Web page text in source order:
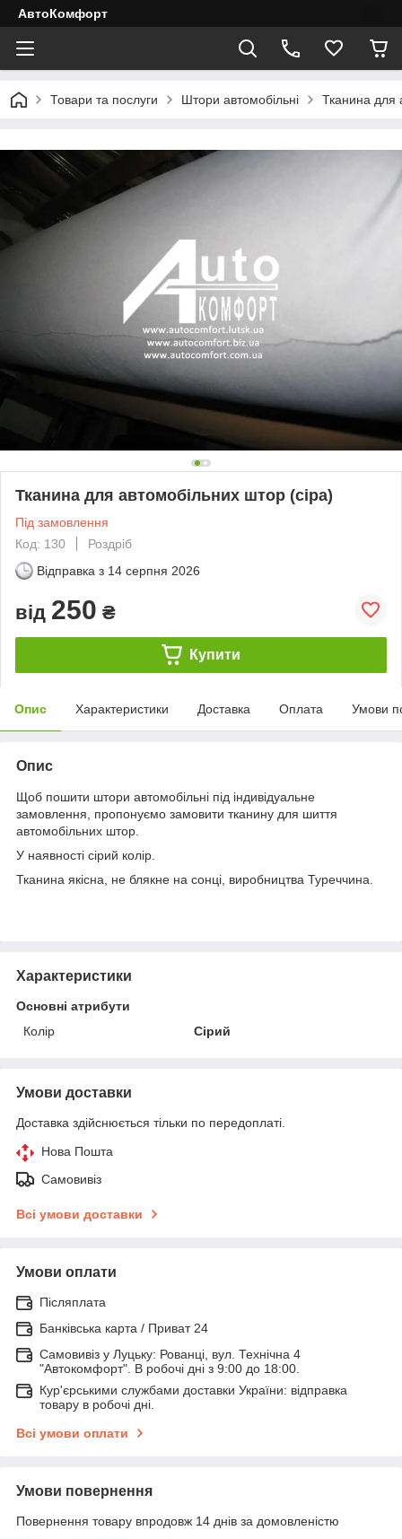
АвтоКомфорт
Товари та послуги Штори автомобільні Тканина для
Тканина для автомобільних штор (сіра)
Під замовлення
Код: 130
Роздріб
Відправка з 14 серпня 2026
від 250 ₴
Купити
Опис Характеристики Доставка Оплата Умови
Опис
Щоб пошити штори автомобільні під індивідуальне
замовлення, пропонуємо замовити тканину для шиття
автомобільних штор.
У наявності сірий колір.
Тканина якісна, не блякне на сонці, виробництва Туреччина.
Характеристики
Основні атрибути
Колір
Сірий
Умови доставки
Доставка здійснюється тільки по передоплаті.
Нова Пошта
Самовивіз
Всі умови доставки
Умови оплати
Післяплата
Банківська карта / Приват 24
Самовивіз у Луцьку: Рованці, вул. Технічна 4
"Автокомфорт". В робочі дні з 9:00 до 18:00.
Кур'єрськими службами доставки України: відправка
товару в робочі дні.
Всі умови оплати
Умови повернення
Повернення товару впродовж 14 днів за домовленістю